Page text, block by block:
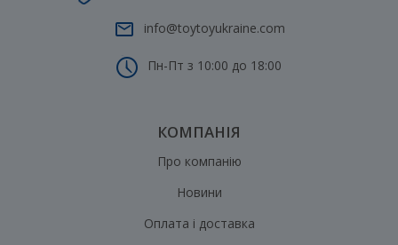
info@toytoyukraine.com
Пн-Пт з 10:00 до 18:00
КОМПАНІЯ
Про компанію
Новини
Оплата і доставка